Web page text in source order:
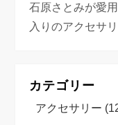
石原さとみが愛
入りのアクセサリ
カテゴリー
アクセサリー